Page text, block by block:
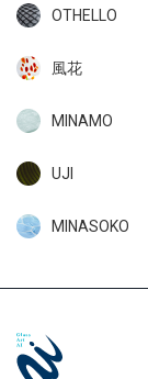
OTHELLO
風花
MINAMO
UJI
MINASOKO